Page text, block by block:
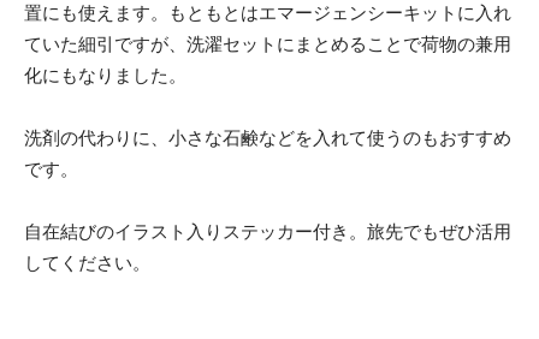
置にも使えます。もともとはエマージェンシーキットに入れ
ていた細引ですが、洗濯セットにまとめることで荷物の兼用
化にもなりました。
洗剤の代わりに、小さな石鹸などを入れて使うのもおすすめ
です。
自在結びのイラスト入りステッカー付き。旅先でもぜひ活用
してください。